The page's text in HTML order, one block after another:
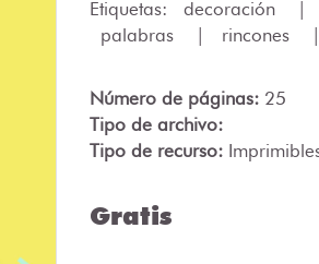
Etiquetas: decoración
palabras
rincones
Número de páginas: 25
Tipo de archivo:
Tipo de recurso:
Gratis